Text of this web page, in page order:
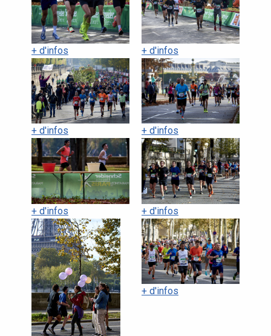
+ d'infos + d'infos
+ d'infos + d'infos
+ d'infos + d'infos
+ d'infos